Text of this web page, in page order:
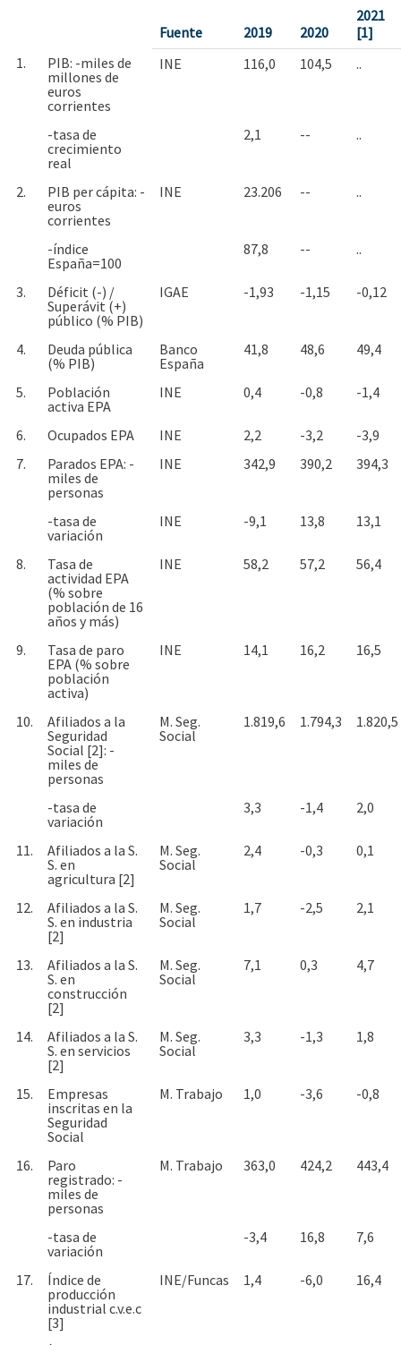
Fuente 2019 2020
2021
[1]
1.
PIB: -miles de
millones de
euros
corrientes
INE 116,0 104,5 ..
-tasa de
crecimiento
real
2,1 -- ..
2.
PIB per cápita: -
euros
corrientes
INE 23.206 -- ..
-índice
España=100
87,8 -- ..
3.
Déficit (-) /
Superávit (+)
público (% PIB)
IGAE -1,93 -1,15 -0,12
4.
Deuda pública
(% PIB)
Banco
España
41,8 48,6 49,4
5.
Población
activa EPA
INE 0,4 -0,8 -1,4
6. Ocupados EPA INE 2,2 -3,2
-3,9
7.
Parados EPA: -
miles de
personas
INE 342,9 390,2 394,3
-tasa de
variación
INE -9,1 13,8 13,1
8.
Tasa de
actividad EPA
(% sobre
población de 16
años y más)
INE 58,2 57,2 56,4
9.
Tasa de paro
EPA (% sobre
población
activa)
INE 14,1 16,2 16,5
10.
Afiliados a la
Seguridad
Social [2]: -
miles de
personas
M. Seg.
Social
1.819,6 1.794,3 1.820,5
-tasa de
variación
3,3 -1,4 2,0
11.
Afiliados a la S.
S. en
agricultura [2]
M. Seg.
Social
2,4 -0,3 0,1
12.
Afiliados a la S.
S. en industria
[2]
M. Seg.
Social
1,7 -2,5 2,1
13.
Afiliados a la S.
S. en
construcción
[2]
M. Seg.
Social
7,1 0,3 4,7
14.
Afiliados a la S.
S. en servicios
[2]
M. Seg.
Social
3,3 -1,3 1,8
15.
Empresas
inscritas en la
Seguridad
Social
M. Trabajo 1,0 -3,6 -0,8
16.
Paro
registrado: -
miles de
personas
M. Trabajo 363,0 424,2 443,4
-tasa de
variación
-3,4 16,8 7,6
17.
Índice de
producción
industrial c.v.e.c
[3]
INE/Funcas 1,4 -6,0 16,4